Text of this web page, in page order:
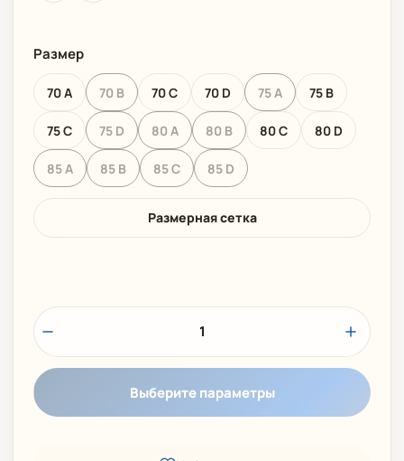
Размер
70 A 70 B 70 C 70 D 75 A 75 B
75 C 75 D 80 A 80 B 80 C 80 D
85 A 85 B 85 C 85 D
Размерная сетка
1
Выберите параметры